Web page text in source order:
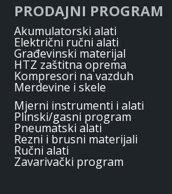
PRODAJNI PROGRAM
Akumulatorski alati
Električni ručni alati
Građevinski materijal
HTZ zaštitna oprema
Kompresori na vazduh
Merdevine i skele
Mjerni instrumenti i alati
Plinski/gasni program
Pneumatski alati
Rezni i brusni materijali
Ručni alati
Zavarivački program